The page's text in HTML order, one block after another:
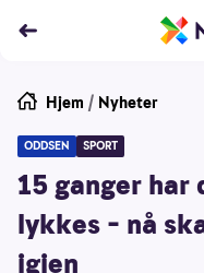
Hjem / Nyheter
ODDSEN SPORT
15 ganger
lykkes – nå
igjen